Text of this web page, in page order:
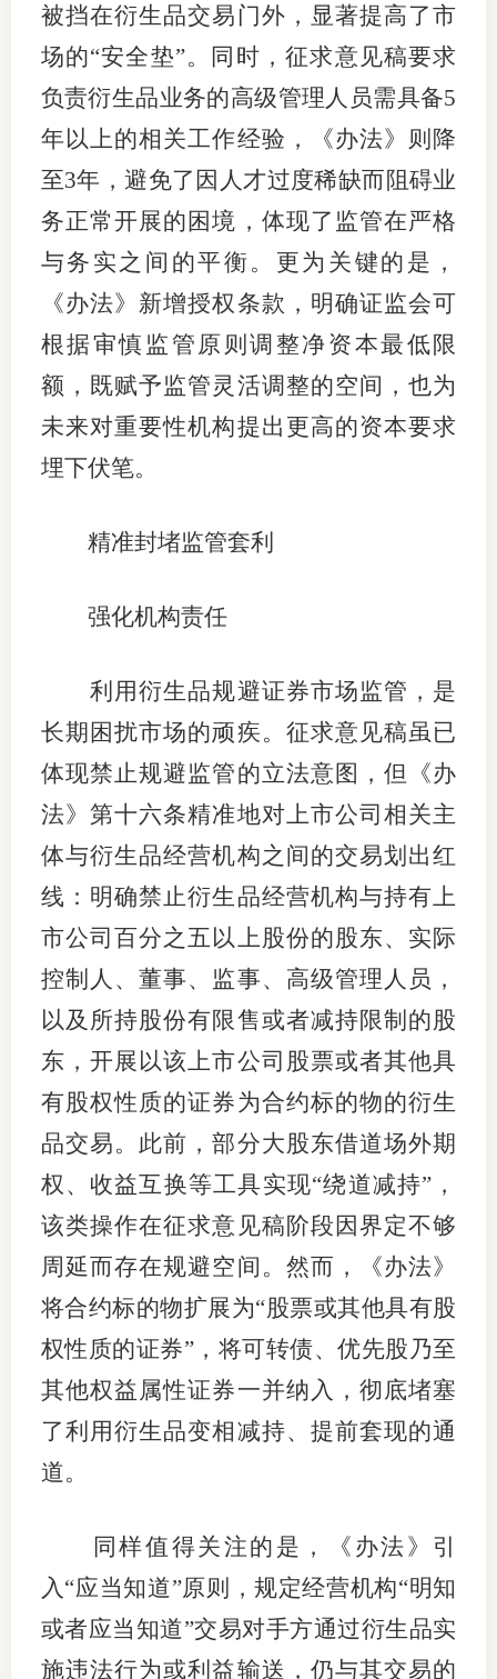
被挡在衍生品交易门外，显著提高了市
场的“安全垫”。同时，征求意见稿要求
负责衍生品业务的高级管理人员需具备5
年以上的相关工作经验，《办法》则降
至3年，避免了因人才过度稀缺而阻碍业
务正常开展的困境，体现了监管在严格
与务实之间的平衡。更为关键的是，
《办法》新增授权条款，明确证监会可
根据审慎监管原则调整净资本最低限
额，既赋予监管灵活调整的空间，也为
未来对重要性机构提出更高的资本要求
埋下伏笔。
精准封堵监管套利
强化机构责任
利用衍生品规避证券市场监管，是
长期困扰市场的顽疾。征求意见稿虽已
体现禁止规避监管的立法意图，但《办
法》第十六条精准地对上市公司相关主
体与衍生品经营机构之间的交易划出红
线：明确禁止衍生品经营机构与持有上
市公司百分之五以上股份的股东、实际
控制人、董事、监事、高级管理人员，
以及所持股份有限售或者减持限制的股
东，开展以该上市公司股票或者其他具
有股权性质的证券为合约标的物的衍生
品交易。此前，部分大股东借道场外期
权、收益互换等工具实现“绕道减持”，
该类操作在征求意见稿阶段因界定不够
周延而存在规避空间。然而，《办法》
将合约标的物扩展为“股票或其他具有股
权性质的证券”，将可转债、优先股乃至
其他权益属性证券一并纳入，彻底堵塞
了利用衍生品变相减持、提前套现的通
道。
同样值得关注的是，《办法》引
入“应当知道”原则，规定经营机构“明知
或者应当知道”交易对手方通过衍生品实
施违法行为或利益输送，仍与其交易的